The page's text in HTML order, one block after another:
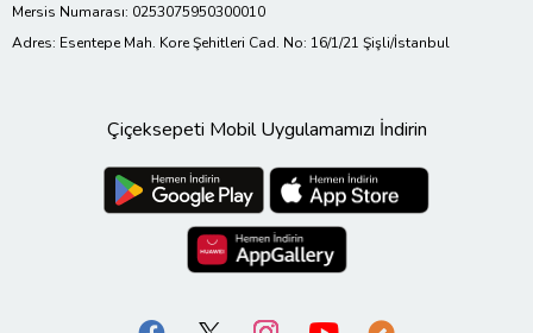
Mersis Numarası: 0253075950300010
Adres: Esentepe Mah. Kore Şehitleri Cad. No: 16/1/21 Şişli/İstanbul
Çiçeksepeti Mobil Uygulamamızı İndirin